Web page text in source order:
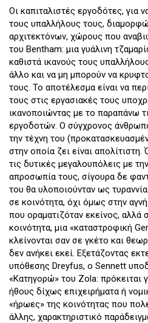
Οι καπιταλιστές εργοδότες, για
τους υπαλλήλους τους,
αρχιτεκτόνων, χώρους που
του Bentham: μια γυάλινη
καθιστά ικανούς τους
άλλο και να μη μπορούν να
τους. Το αποτέλεσμα είναι να
τους στις εργασιακές τους
ικανοποιώντας με το παραπάνω
εργοδοτών. Ο σύγχρονος
την τέχνη του
στην οποία ζει είναι
τις δυτικές μεγαλουπόλεις με
απροσωπία τους, σίγουρα δε
του θα υλοποιούνταν ως
σε κοινότητα, όχι όμως στην
που οραματιζόταν εκείνος, αλλά
κοινότητα, μια «καταστροφική
κλείνονται σαν σε γκέτο και
δεν ανήκει εκεί. Εξετάζοντας
υπόθεσης Dreyfus, o Sennett
«Κατηγορώ» του Zola: πρόκειται
ήθους δίχως επιχειρήματα ή
«ήρωες» της κοινότητας που
άλλης, χαρακτηριστικό